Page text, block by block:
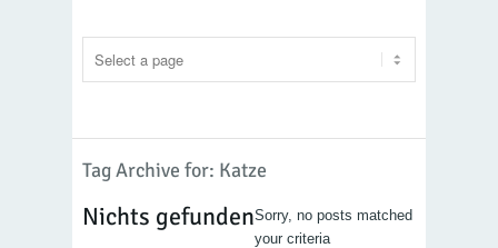
Tag Archive for: Katze
Nichts gefundenSorry, no posts matched
your criteria